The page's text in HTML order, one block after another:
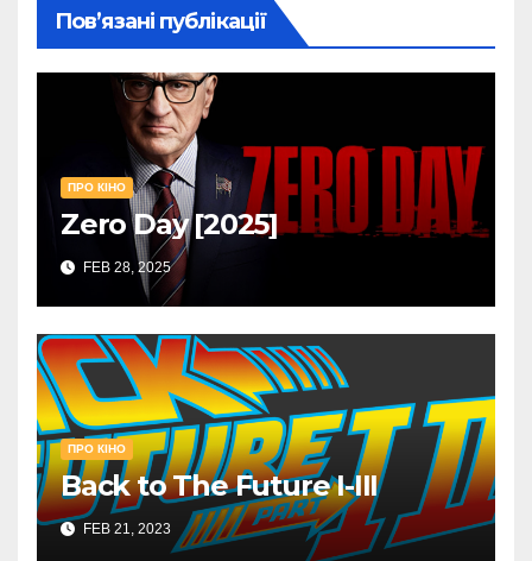
Повʼязані публікації
ПРО КІНО
Zero Day [2025]
FEB 28, 2025
ПРО КІНО
Back to The Future I-III
FEB 21, 2023